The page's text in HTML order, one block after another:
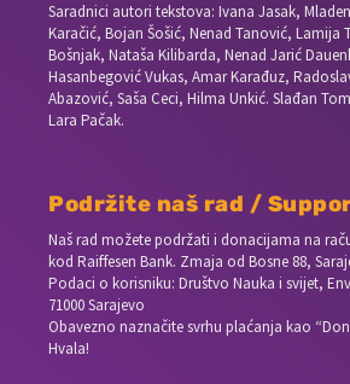
Saradnici autori tekstova: Ivana Jasak,
Karačić, Bojan Šošić, Nenad Tanović, Lamija
Bošnjak, Nataša Kilibarda, Nenad Jarić
Hasanbegović Vukas, Amar Karađuz,
Abazović, Saša Ceci, Hilma Unkić. Slađan
Lara Pačak.
Podržite naš rad /
Naš rad možete podržati i donacijama na
kod Raiffesen Bank. Zmaja od Bosne 88,
Podaci o korisniku: Društvo Nauka i svijet,
71000 Sarajevo
Obavezno naznačite svrhu plaćanja kao
Hvala!